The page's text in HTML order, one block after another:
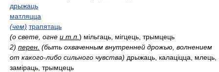
дрыжаць
матляцца
(чем) трапятаць
(о свете, огне и т.п. ) мільгаць, мігцець, трымцець
2) перен. (быть охваченным внутренней дрожью, волнением
от какого-либо сильного чувства) дрыжаць, калаціцца, млець,
заміраць, трымцець